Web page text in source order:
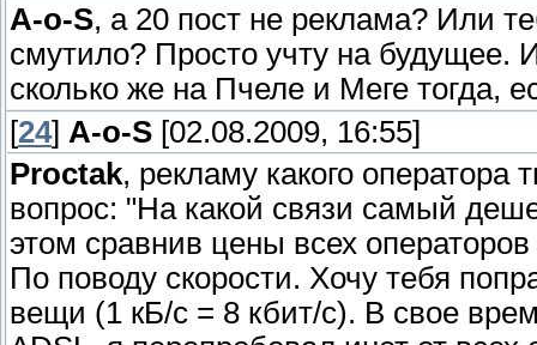
A-o-S, а 20 пост не реклама? Или
смутило? Просто учту на
сколько же на Пчеле и Меге тогда,
[24] A-o-S [02.08.2009, 16:55]
Proctak, рекламу какого
вопрос: "На какой связи самый
этом сравнив цены всех
По поводу скорости. Хочу тебя
вещи (1 кБ/с = 8 кбит/с). В свое